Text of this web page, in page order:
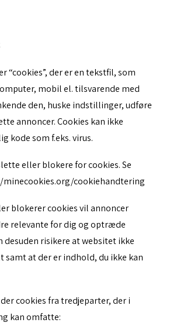
“cookies”, der er en tekstfil, som
mobil el. tilsvarende med
den, huske indstillinger, udføre
annoncer. Cookies kan ikke
kode som f.eks. virus.
eller blokere for cookies. Se
cookiehandtering
blokerer cookies vil annoncer
relevante for dig og optræde
desuden risikere at websitet ikke
at der er indhold, du ikke kan
cookies fra tredjeparter, der i
kan omfatte: